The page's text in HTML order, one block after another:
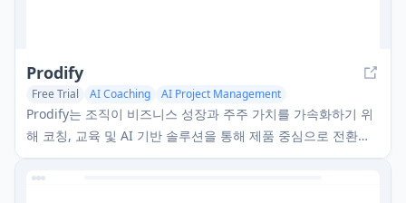
Prodify
Free Trial AI Coaching
AI Project Management
Consulting Assistant
Prodify는 조직이 비즈니스 성장과 주주 가치를 가속화하기 위
해 코칭, 교육 및 AI 기반 솔루션을 통해 제품 중심으로 전환하
도록 돕는 제품 관리 자문 및 컨설팅 회사입니다.